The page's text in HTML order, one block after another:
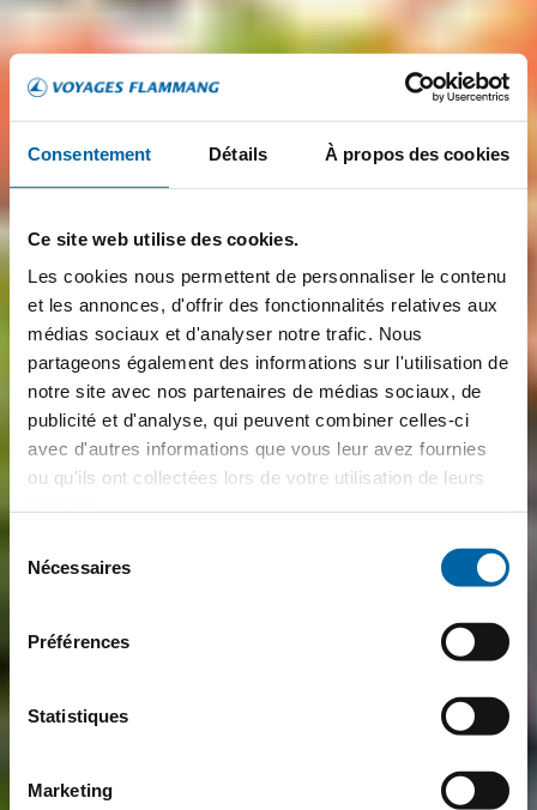
Consentement Détails À propos des cookies
Ce site web utilise des cookies.
Les cookies nous permettent de personnaliser le contenu
et les annonces, d'offrir des fonctionnalités relatives aux
médias sociaux et d'analyser notre trafic. Nous
partageons également des informations sur l'utilisation de
notre site avec nos partenaires de médias sociaux, de
publicité et d'analyse, qui peuvent combiner celles-ci
avec d'autres informations que vous leur avez fournies
ou qu'ils ont collectées lors de votre utilisation de leurs
Nécessaires
Préférences
Statistiques
Marketing